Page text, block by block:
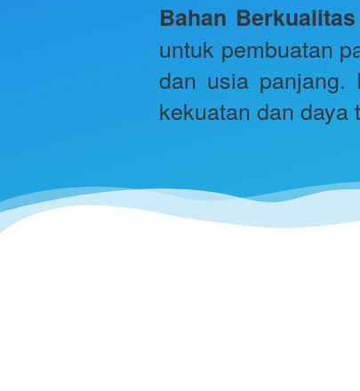
Bahan
untuk pembuatan
dan usia panjang.
kekuatan dan daya